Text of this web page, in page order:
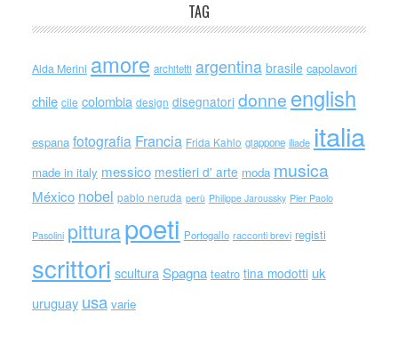
TAG
Alda Merini amore architetti argentina brasile capolavori
chile cile colombia design disegnatori donne english
espana fotografia Francia Frida Kahlo giappone iliade italia
made in italy messico mestieri d' arte moda musica
México nobel pablo neruda perù Philippe Jaroussky Pier Paolo
Pasolini pitturapoeti Portogallo racconti brevi registi
scrittori scultura Spagna teatro tina modotti uk
uruguay usa varie